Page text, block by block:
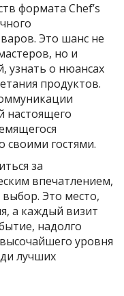
формата Chef’s
Это шанс не
но и
узнать о нюансах
продуктов.
настоящего
своими гостями.
за
впечатлением,
Это место,
а каждый визит
надолго
уровня
лучших